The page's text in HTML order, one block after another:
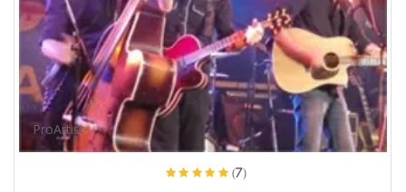
ProArtist
(7)